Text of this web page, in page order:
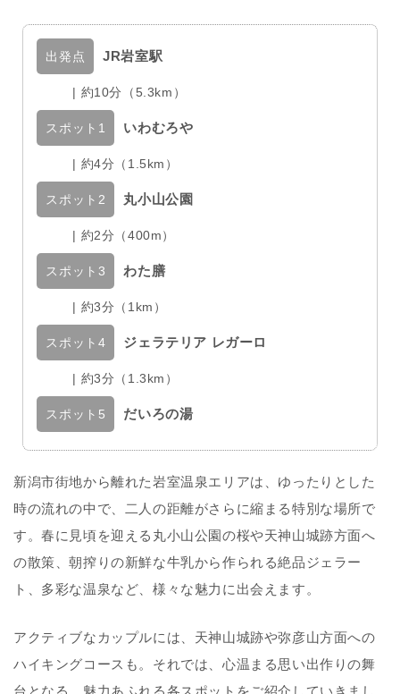
出発点 JR岩室駅
| 約10分（5.3km）
スポット1 いわむろや
| 約4分（1.5km）
スポット2 丸小山公園
| 約2分（400m）
スポット3 わた膳
| 約3分（1km）
スポット4 ジェラテリア レガーロ
| 約3分（1.3km）
スポット5 だいろの湯
新潟市街地から離れた岩室温泉エリアは、ゆったりとした
時の流れの中で、二人の距離がさらに縮まる特別な場所で
す。春に見頃を迎える丸小山公園の桜や天神山城跡方面へ
の散策、朝搾りの新鮮な牛乳から作られる絶品ジェラー
ト、多彩な温泉など、様々な魅力に出会えます。
アクティブなカップルには、天神山城跡や弥彦山方面への
ハイキングコースも。それでは、心温まる思い出作りの舞
台となる、魅力あふれる各スポットをご紹介していきまし